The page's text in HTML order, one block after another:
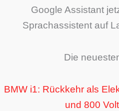
Google Assistant
Sprachassistent auf
Die
BMW i1: Rückkehr als
und 800